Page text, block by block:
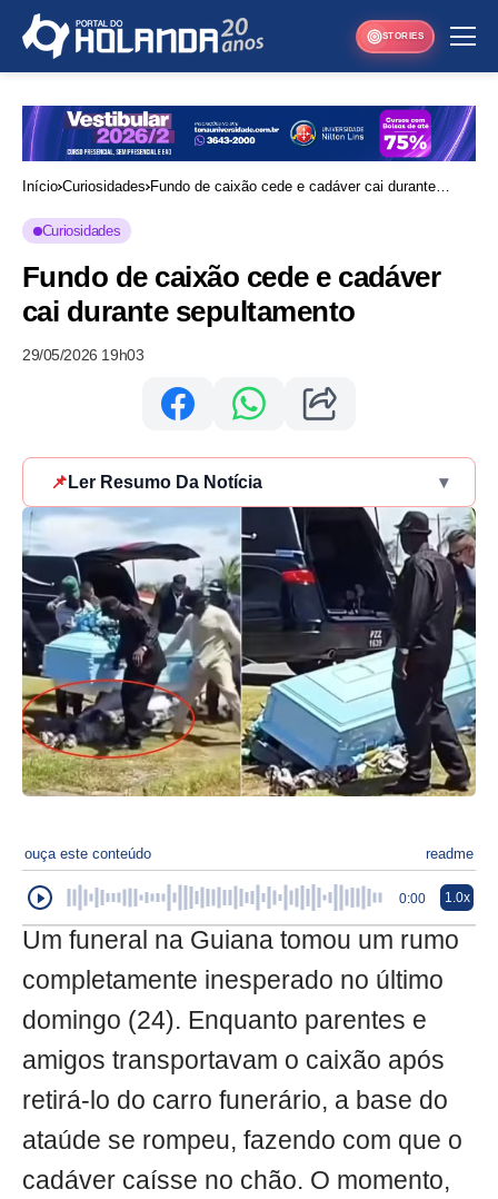
STORIES
Início Curiosidades Fundo de caixão cede e cadáver cai durante
Curiosidades
Fundo de caixão cede e cadáver
cai durante sepultamento
29/05/2026 19h03
📌 Ler Resumo Da Notícia ▾
ouça este conteúdo readme
0:00 1.0x
Um funeral na Guiana tomou um rumo
completamente inesperado no último
domingo (24). Enquanto parentes e
amigos transportavam o caixão após
retirá-lo do carro funerário, a base do
ataúde se rompeu, fazendo com que o
cadáver caísse no chão. O momento,